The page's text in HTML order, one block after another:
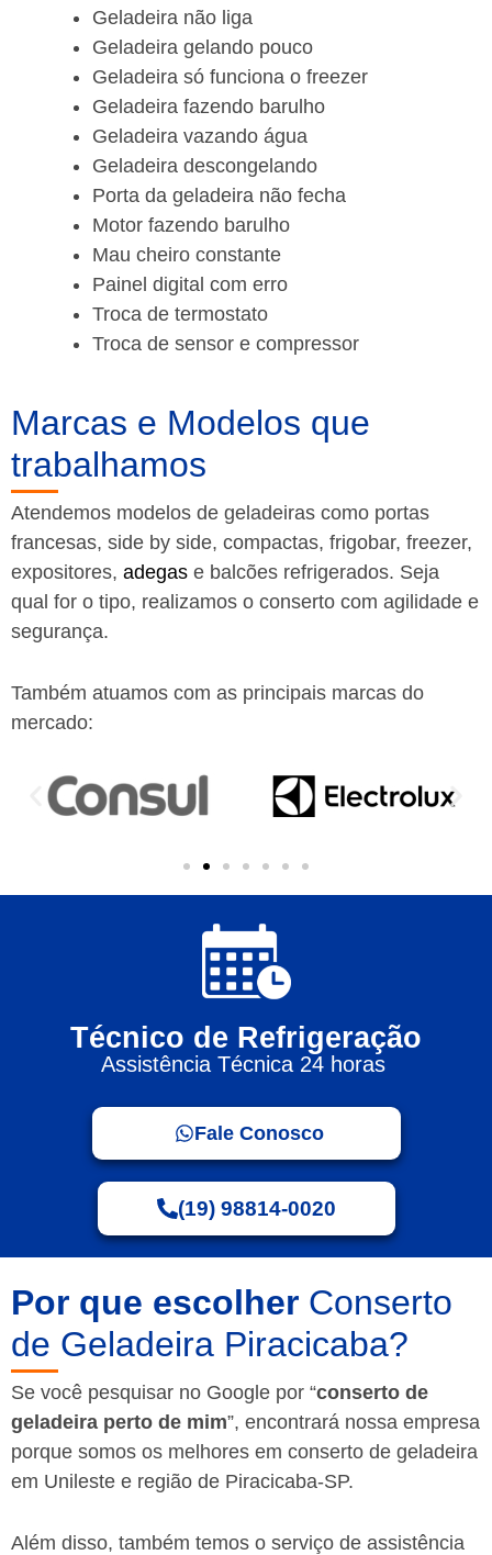
Geladeira não liga
Geladeira gelando pouco
Geladeira só funciona o freezer
Geladeira fazendo barulho
Geladeira vazando água
Geladeira descongelando
Porta da geladeira não fecha
Motor fazendo barulho
Mau cheiro constante
Painel digital com erro
Troca de termostato
Troca de sensor e compressor
Marcas e Modelos que
trabalhamos
Atendemos modelos de geladeiras como portas
francesas, side by side, compactas, frigobar, freezer,
expositores, adegas e balcões refrigerados. Seja
qual for o tipo, realizamos o conserto com agilidade e
segurança.
Também atuamos com as principais marcas do
mercado:
Técnico de Refrigeração
Assistência Técnica 24 horas
Fale Conosco
(19) 98814-0020
Por que escolher Conserto
de Geladeira Piracicaba?
Se você pesquisar no Google por “conserto de
geladeira perto de mim”, encontrará nossa empresa
porque somos os melhores em conserto de geladeira
em Unileste e região de Piracicaba-SP.
Além disso, também temos o serviço de assistência